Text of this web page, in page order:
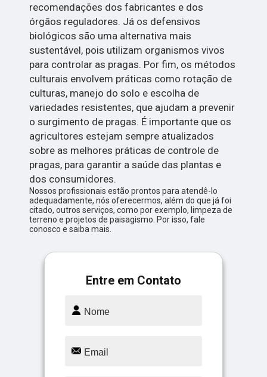
recomendações dos fabricantes e dos
órgãos reguladores. Já os defensivos
biológicos são uma alternativa mais
sustentável, pois utilizam organismos vivos
para controlar as pragas. Por fim, os métodos
culturais envolvem práticas como rotação de
culturas, manejo do solo e escolha de
variedades resistentes, que ajudam a prevenir
o surgimento de pragas. É importante que os
agricultores estejam sempre atualizados
sobre as melhores práticas de controle de
pragas, para garantir a saúde das plantas e
dos consumidores.
Nossos profissionais estão prontos para atendê-lo
adequadamente, nós oferecermos, além do que já foi
citado, outros serviços, como por exemplo, limpeza de
terreno e projetos de paisagismo. Por isso, fale
conosco e saiba mais.
Entre em Contato